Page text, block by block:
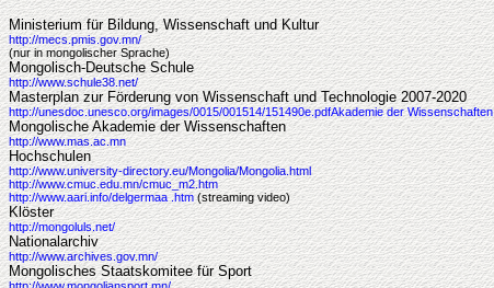
Ministerium für Bildung, Wissenschaft und Kultur
http://mecs.pmis.gov.mn/
(nur in mongolischer Sprache)
Mongolisch-Deutsche Schule
http://www.schule38.net/
Masterplan zur Förderung von Wissenschaft und Technologie 2007-2020
http://unesdoc.unesco.org/images/0015/001514/151490e.pdfAkademie der Wissenschaften
Mongolische Akademie der Wissenschaften
http://www.mas.ac.mn
Hochschulen
http://www.university-directory.eu/Mongolia/Mongolia.html
http://www.cmuc.edu.mn/cmuc_m2.htm
http://www.aari.info/delgermaa .htm (streaming video)
Klöster
http://mongoluls.net/
Nationalarchiv
http://www.archives.gov.mn/
Mongolisches Staatskomitee für Sport